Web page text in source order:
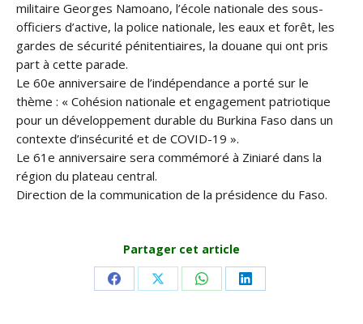
militaire Georges Namoano, l’école nationale des sous-
officiers d’active, la police nationale, les eaux et forêt, les
gardes de sécurité pénitentiaires, la douane qui ont pris
part à cette parade.
Le 60e anniversaire de l’indépendance a porté sur le
thème : « Cohésion nationale et engagement patriotique
pour un développement durable du Burkina Faso dans un
contexte d’insécurité et de COVID-19 ».
Le 61e anniversaire sera commémoré à Ziniaré dans la
région du plateau central.
Direction de la communication de la présidence du Faso.
Partager cet article
Share Share Share Share